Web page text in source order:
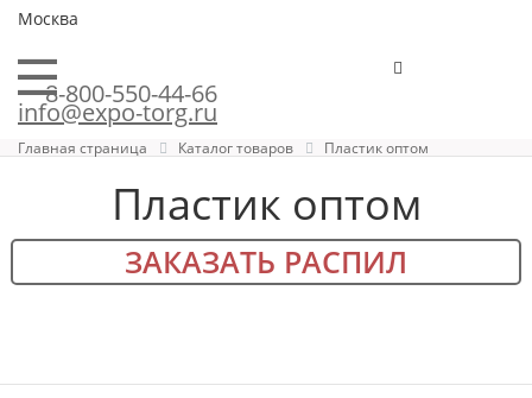
Москва
8-800-550-44-66
info@expo-torg.ru
Главная страница Каталог товаров Пластик оптом
Пластик оптом
ЗАКАЗАТЬ РАСПИЛ